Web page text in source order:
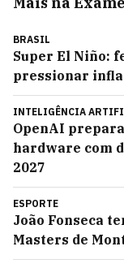
BRASIL
Super El Niño:
pressionar
INTELIGÊNCIA
OpenAI
hardware com
2027
ESPORTE
João Fonseca
Masters de